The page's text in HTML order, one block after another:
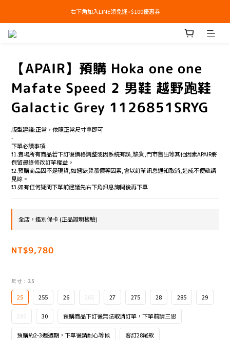
右下角加入LINE領免運+$100優惠券
右下角加入LINE領免運+$100優惠券
即日起，預購商品可提供部分訂金後尾款貨到付款(需協助請洽官line:@apair)
【APAIR】預購 Hoka one one
Mafate Speed 2 男鞋 越野跑鞋
Galactic Grey 1126851SRYG
版型建議:正常，依照正常尺寸拿即可
-
下單必讀事項:
❗️1.賣場所有商品若下訂後價格調整或因系統有誤,缺貨,門市售出等其他因素APAIR將
保留最終修改訂單權益。
❗️2.預購商品因不是現貨,如遇缺貨漲價等因素,會以訂單訊息通知取消,造成不便敬請
見諒。
❗️3.如有任何疑問下單前建議先右下角訊息詢問後再下單
全店，鑑別保卡 (正品證明檢驗)
NT$9,780
尺寸 : 25
25 255 26 265 27 275 28 285 29
295 30 預購商品下訂後無法取消訂單，下單前請三思
預購約2-3週週期，下單後請耐心等候 客訂28尾款